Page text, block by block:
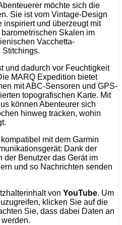
möchte sich die
Sie ist vom Vintage-Design
inspiriert und überzeugt mit
Skalen im
Vacchetta-
Stitchings.
und dadurch vor Feuchtigkeit
MARQ Expedition bietet
mit ABC-Sensoren und GPS-
topografischen Karte. Mit
können Abenteurer sich
hinweg tracken, wohin
mit dem Garmin
Dank der
der Benutzer das Gerät im
und so Nachrichten senden
von YouTube. Um
klicken Sie auf die
Sie, dass dabei Daten an